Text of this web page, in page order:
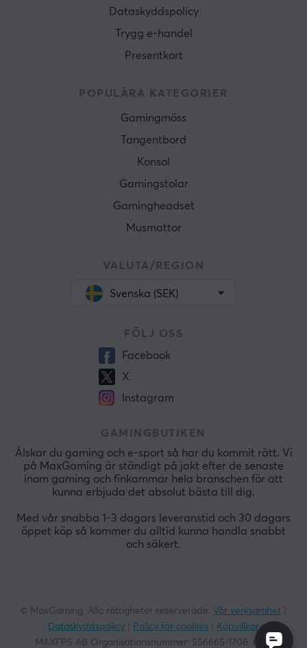
Dataskyddspolicy
Trygg e-handel
Presentkort
POPULÄRA KATEGORIER
Gamingmöss
Tangentbord
Konsol
Gamingstolar
Gamingheadset
Musmattor
VALUTA/REGION
Svenska (SEK)
FÖLJ OSS
Facebook
X
Instagram
GAMINGBUTIKEN
Älskar du gaming och e-sport så har du kommit rätt. Vi
på MaxGaming är ständigt på jakt efter de senaste
inom gaming och finkammar hela branschen för att
kunna erbjuda det absolut bästa till dig.
Med vår snabba 1-3 dagars leveranstid och 30 dagars
öppet köp så kommer du alltid kunna handla snabbt
och säkert.
© MaxGaming. Alla rättigheter reserverade. Vår verksamhet
Dataskyddspolicy
Policy för cookies
Köpvillkor
MAXFPS AB Organisationsnummer: 556665-1708. God